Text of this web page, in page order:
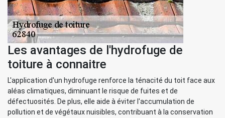
Les avantages de l'hydrofuge de
toiture à connaitre
L'application d'un hydrofuge renforce la ténacité du toit face aux
aléas climatiques, diminuant le risque de fuites et de
défectuosités. De plus, elle aide à éviter l'accumulation de
pollution et de végétaux nuisibles, contribuant à la conservation